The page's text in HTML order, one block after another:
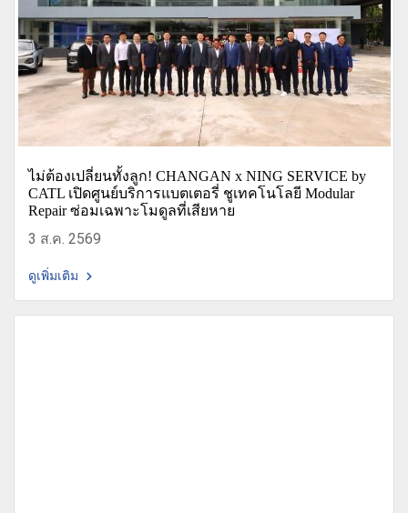
ไม่ต้องเปลี่ยนทั้งลูก! CHANGAN x NING SERVICE by
CATL เปิดศูนย์บริการแบตเตอรี่ ชูเทคโนโลยี Modular
Repair ซ่อมเฉพาะโมดูลที่เสียหาย
3 ส.ค. 2569
ดูเพิ่มเติม